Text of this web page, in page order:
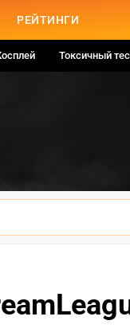
РЕЙТИНГИ
Токсичный